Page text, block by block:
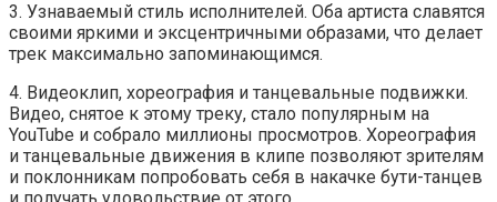
3. Узнаваемый стиль исполнителей. Оба артиста славятся
своими яркими и эксцентричными образами, что делает
трек максимально запоминающимся.
4. Видеоклип, хореография и танцевальные подвижки.
Видео, снятое к этому треку, стало популярным на
YouTube и собрало миллионы просмотров. Хореография
и танцевальные движения в клипе позволяют зрителям
и поклонникам попробовать себя в накачке бути-танцев